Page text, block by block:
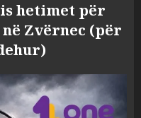
hetimet për
Zvërnec (për